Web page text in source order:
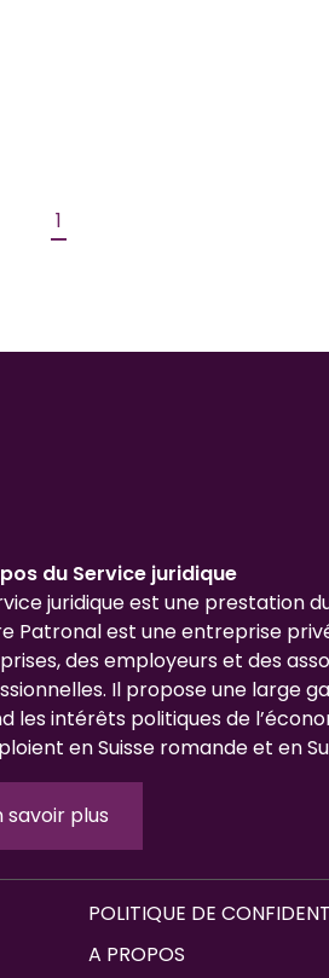
1
du Service juridique
juridique est une prestation
Patronal est une entreprise
des employeurs et des
Il propose une large
les intérêts politiques de
en Suisse romande et en
savoir plus
POLITIQUE DE
A PROPOS